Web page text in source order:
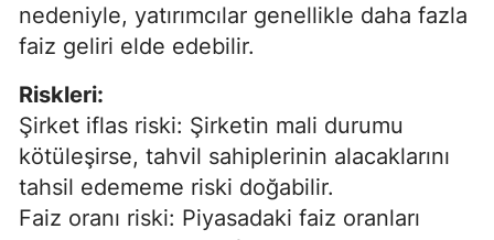
nedeniyle, yatırımcılar genellikle daha fazla
faiz geliri elde edebilir.
Riskleri:
Şirket iflas riski: Şirketin mali durumu
kötüleşirse, tahvil sahiplerinin alacaklarını
tahsil edememe riski doğabilir.
Faiz oranı riski: Piyasadaki faiz oranları